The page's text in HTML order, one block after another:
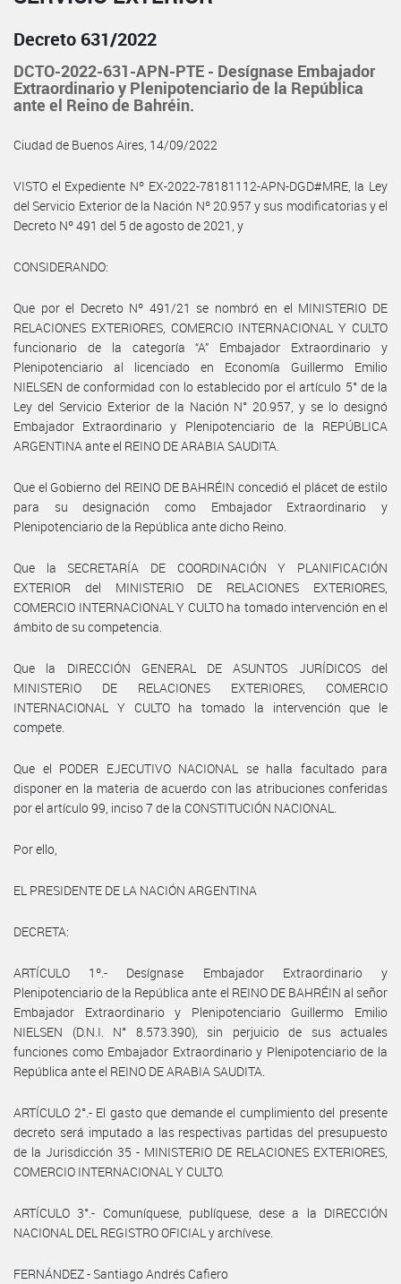
Decreto 631/2022
DCTO-2022-631-APN-PTE - Desígnase Embajador
Extraordinario y Plenipotenciario de la República
ante el Reino de Bahréin.
Ciudad de Buenos Aires, 14/09/2022
VISTO el Expediente Nº EX-2022-78181112-APN-DGD#MRE, la Ley
del Servicio Exterior de la Nación Nº 20.957 y sus modificatorias y el
Decreto Nº 491 del 5 de agosto de 2021, y
CONSIDERANDO:
Que por el Decreto Nº 491/21 se nombró en el MINISTERIO DE
RELACIONES EXTERIORES, COMERCIO INTERNACIONAL Y CULTO
funcionario de la categoría “A” Embajador Extraordinario y
Plenipotenciario al licenciado en Economía Guillermo Emilio
NIELSEN de conformidad con lo establecido por el artículo 5° de la
Ley del Servicio Exterior de la Nación N° 20.957, y se lo designó
Embajador Extraordinario y Plenipotenciario de la REPÚBLICA
ARGENTINA ante el REINO DE ARABIA SAUDITA.
Que el Gobierno del REINO DE BAHRÉIN concedió el plácet de estilo
para su designación como Embajador Extraordinario y
Plenipotenciario de la República ante dicho Reino.
Que la SECRETARÍA DE COORDINACIÓN Y PLANIFICACIÓN
EXTERIOR del MINISTERIO DE RELACIONES EXTERIORES,
COMERCIO INTERNACIONAL Y CULTO ha tomado intervención en el
ámbito de su competencia.
Que la DIRECCIÓN GENERAL DE ASUNTOS JURÍDICOS del
MINISTERIO DE RELACIONES EXTERIORES, COMERCIO
INTERNACIONAL Y CULTO ha tomado la intervención que le
compete.
Que el PODER EJECUTIVO NACIONAL se halla facultado para
disponer en la materia de acuerdo con las atribuciones conferidas
por el artículo 99, inciso 7 de la CONSTITUCIÓN NACIONAL.
Por ello,
EL PRESIDENTE DE LA NACIÓN ARGENTINA
DECRETA:
ARTÍCULO 1º.- Desígnase Embajador Extraordinario y
Plenipotenciario de la República ante el REINO DE BAHRÉIN al señor
Embajador Extraordinario y Plenipotenciario Guillermo Emilio
NIELSEN (D.N.I. N° 8.573.390), sin perjuicio de sus actuales
funciones como Embajador Extraordinario y Plenipotenciario de la
República ante el REINO DE ARABIA SAUDITA.
ARTÍCULO 2°.- El gasto que demande el cumplimiento del presente
decreto será imputado a las respectivas partidas del presupuesto
de la Jurisdicción 35 - MINISTERIO DE RELACIONES EXTERIORES,
COMERCIO INTERNACIONAL Y CULTO.
ARTÍCULO 3°.- Comuníquese, publíquese, dese a la DIRECCIÓN
NACIONAL DEL REGISTRO OFICIAL y archívese.
FERNÁNDEZ - Santiago Andrés Cafiero